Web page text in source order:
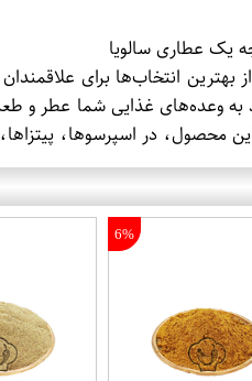
یک عطاری سالویا
از بهترین انتخاب‌ها برای
به وعده‌های غذایی شما عطر
این محصول، در اسپرسوها،
6%